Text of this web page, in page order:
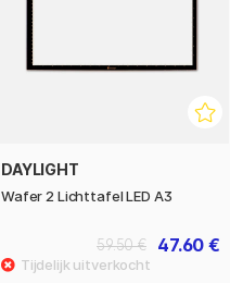
DAYLIGHT
Wafer 2 Lichttafel LED A3
47.60 €
59.50 €